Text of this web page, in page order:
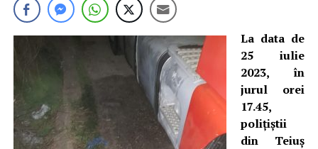
La data de
25 iulie
2023, în
jurul orei
17.45,
polițiștii
din Teiuș